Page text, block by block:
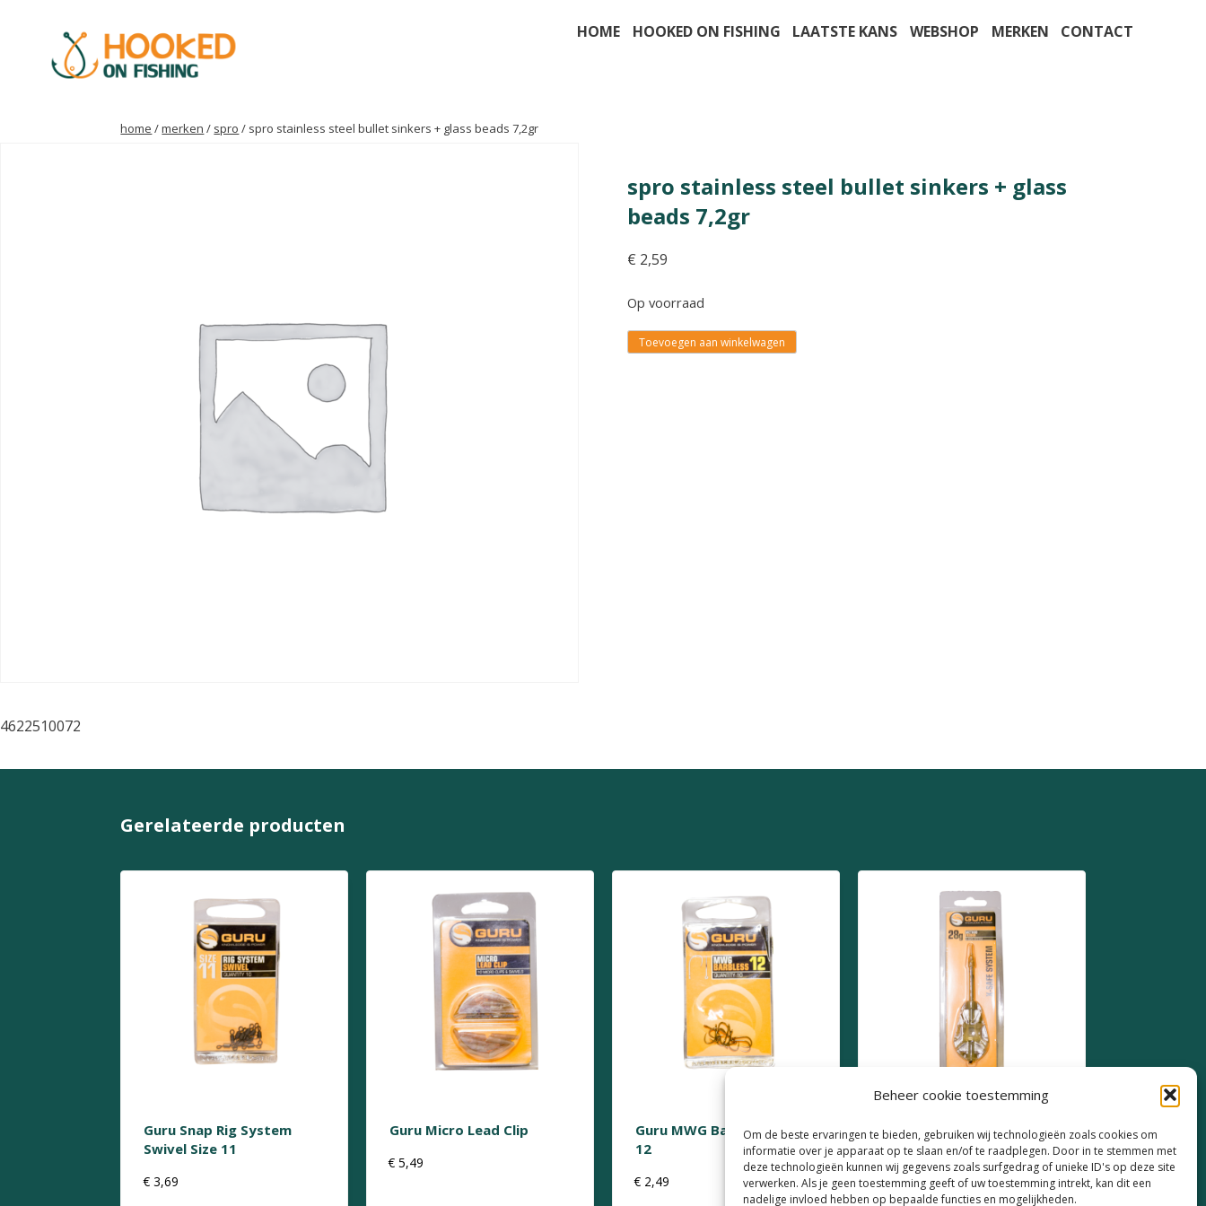
Beheer cookie toestemming
Om de beste ervaringen te bieden, gebruiken wij technologieën zoals cookies om
informatie over je apparaat op te slaan en/of te raadplegen. Door in te stemmen met
deze technologieën kunnen wij gegevens zoals surfgedrag of unieke ID's op deze site
verwerken. Als je geen toestemming geeft of uw toestemming intrekt, kan dit een
nadelige invloed hebben op bepaalde functies en mogelijkheden.
HOME HOOKED ON FISHING LAATSTE KANS WEBSHOP MERKEN CONTACT
home /merken / spro / spro stainless steel bullet sinkers + glass beads 7,2gr
spro stainless steel bullet sinkers + glass
beads 7,2gr
€ 2,59
Op voorraad
Toevoegen aan winkelwagen
4622510072
Gerelateerde producten
Guru Snap Rig System
Swivel Size 11
€3,69
Guru Micro Lead Clip
€ 5,49
Guru MWG Barbless Size
12
€ 2,49
Guru Pellet Feeder X-Save
System 28g
€3,99